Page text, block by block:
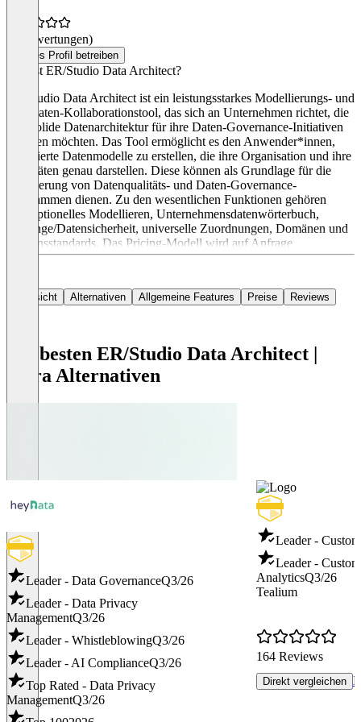
(0 Bewertungen)
Dieses Profil betreiben
Was ist ER/Studio Data Architect?
ER/Studio Data Architect ist ein leistungsstarkes Modellierungs- und
Metadaten-Kollaborationstool, das sich an Unternehmen richtet, die
eine solide Datenarchitektur für ihre Daten-Governance-Initiativen
erstellen möchten. Das Tool ermöglicht es den Anwender*innen,
detaillierte Datenmodelle zu erstellen, die ihre Organisation und ihre
Prioritäten genau darstellen. Diese können als Grundlage für die
Aktivierung von Datenqualitäts- und Daten-Governance-
Programmen dienen. Zu den wesentlichen Funktionen gehören
konzeptionelles Modellieren, Unternehmensdatenwörterbuch,
Anhänge/Datensicherheit, universelle Zuordnungen, Domänen und
Namensstandards. Das Pricing-Modell wird auf Anfrage
bereitgestellt.
Übersicht Alternativen Allgemeine Features Preise Reviews
Die besten ER/Studio Data Architect |
Idera Alternativen
Leader - Data GovernanceQ3/26
Leader - Data Privacy
ManagementQ3/26
Leader - WhistleblowingQ3/26
Leader - AI ComplianceQ3/26
Top Rated - Data Privacy
ManagementQ3/26
Leader -
Leader -
AnalyticsQ3/26
Tealium
164 Reviews
Direkt vergleichen